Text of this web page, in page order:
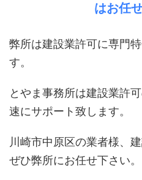
はお任
弊所は建設業許可に専門
す。
とやま事務所は建設業許
速にサポート致します。
川崎市中原区の業者様、
ぜひ弊所にお任せ下さい。